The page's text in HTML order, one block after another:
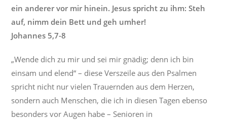
ein anderer vor mir hinein. Jesus spricht zu ihm: Steh
auf, nimm dein Bett und geh umher!
Johannes 5,7-8
„Wende dich zu mir und sei mir gnädig; denn ich bin
einsam und elend“ – diese Verszeile aus den Psalmen
spricht nicht nur vielen Trauernden aus dem Herzen,
sondern auch Menschen, die ich in diesen Tagen ebenso
besonders vor Augen habe – Senioren in